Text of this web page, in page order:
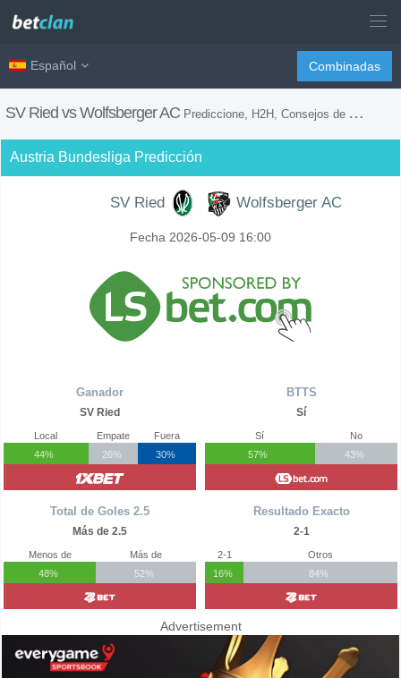
Español Combinadas
SV Ried vs Wolfsberger AC Prediccione, H2H, Consejos de Apuestas y Previsión del Partido
Austria Bundesliga Predicción
SV Ried Wolfsberger AC
Fecha 2026-05-09 16:00
Ganador
SV Ried
Local
44%
Empate
26%
Fuera
30%
Total de Goles 2.5
Más de 2.5
Menos de
48%
Más de
52%
BTTS
Sí
Sí
57%
No
43%
Resultado Exacto
2-1
2-1
16%
Otros
84%
Advertisement